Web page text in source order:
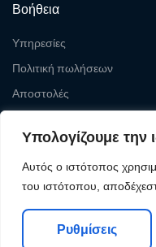
Υπολογίζουμε την
Αυτός ο ιστότοπος
του ιστότοπου,
Ρυθμίσεις
Βοήθεια
Υπηρεσίες
Πολιτική πωλήσεων
Αποστολές
Copyright © 2026